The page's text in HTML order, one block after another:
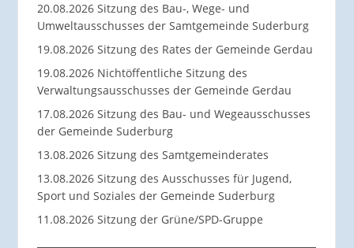
20.08.2026 Sitzung des Bau-, Wege- und
Umweltausschusses der Samtgemeinde Suderburg
19.08.2026 Sitzung des Rates der Gemeinde Gerdau
19.08.2026 Nichtöffentliche Sitzung des
Verwaltungsausschusses der Gemeinde Gerdau
17.08.2026 Sitzung des Bau- und Wegeausschusses
der Gemeinde Suderburg
13.08.2026 Sitzung des Samtgemeinderates
13.08.2026 Sitzung des Ausschusses für Jugend,
Sport und Soziales der Gemeinde Suderburg
11.08.2026 Sitzung der Grüne/SPD-Gruppe